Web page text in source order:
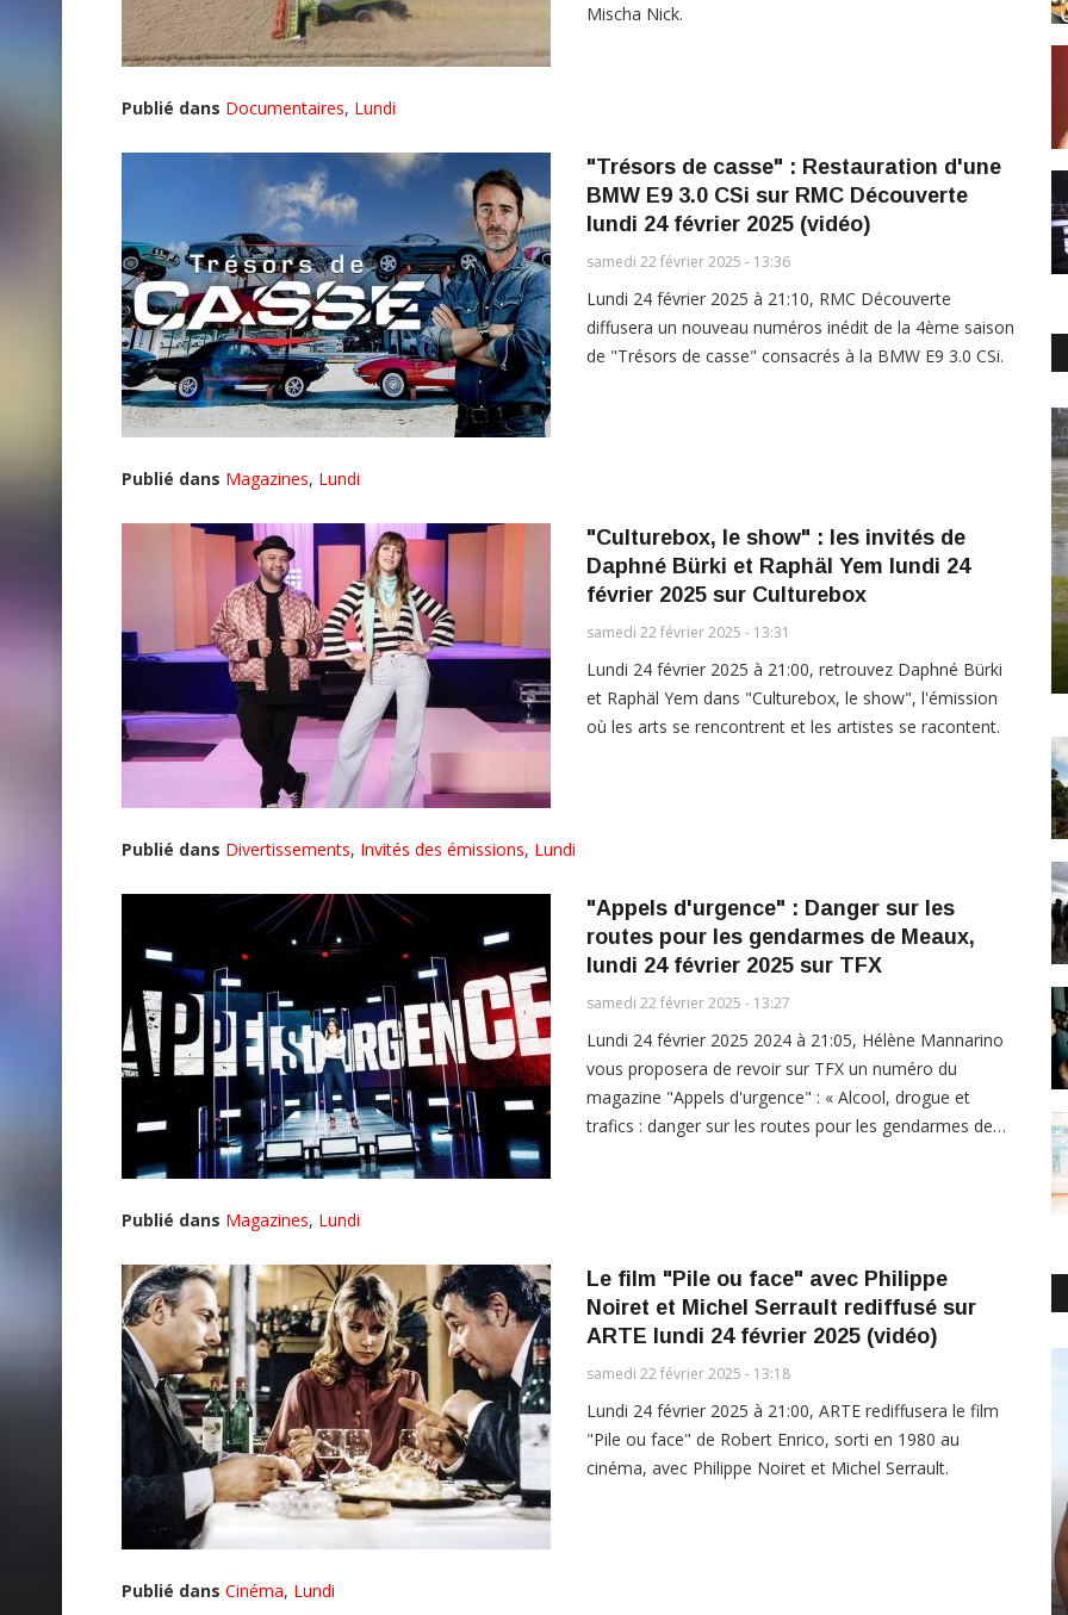
Mischa Nick.
Publié dans Documentaires, Lundi
"Trésors de casse" : Restauration d'une
BMW E9 3.0 CSi sur RMC Découverte
lundi 24 février 2025 (vidéo)
samedi 22 février 2025 - 13:36
Lundi 24 février 2025 à 21:10, RMC Découverte
diffusera un nouveau numéros inédit de la 4ème saison
de "Trésors de casse" consacrés à la BMW E9 3.0 CSi.
Publié dans Magazines, Lundi
"Culturebox, le show" : les invités de
Daphné Bürki et Raphäl Yem lundi 24
février 2025 sur Culturebox
samedi 22 février 2025 - 13:31
Lundi 24 février 2025 à 21:00, retrouvez Daphné Bürki
et Raphäl Yem dans "Culturebox, le show", l'émission
où les arts se rencontrent et les artistes se racontent.
Publié dans Divertissements, Invités des émissions, Lundi
"Appels d'urgence" : Danger sur les
routes pour les gendarmes de Meaux,
lundi 24 février 2025 sur TFX
samedi 22 février 2025 - 13:27
Lundi 24 février 2025 2024 à 21:05, Hélène Mannarino
vous proposera de revoir sur TFX un numéro du
magazine "Appels d'urgence" : « Alcool, drogue et
trafics : danger sur les routes pour les gendarmes de…
Publié dans Magazines, Lundi
Le film "Pile ou face" avec Philippe
Noiret et Michel Serrault rediffusé sur
ARTE lundi 24 février 2025 (vidéo)
samedi 22 février 2025 - 13:18
Lundi 24 février 2025 à 21:00, ARTE rediffusera le film
"Pile ou face" de Robert Enrico, sorti en 1980 au
cinéma, avec Philippe Noiret et Michel Serrault.
Publié dans Cinéma, Lundi